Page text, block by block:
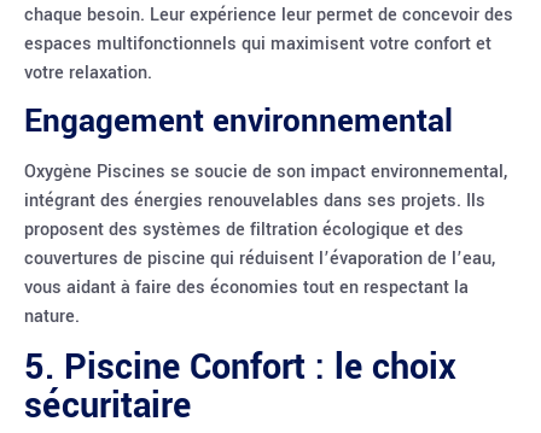
chaque besoin. Leur expérience leur permet de concevoir des
espaces multifonctionnels qui maximisent votre confort et
votre relaxation.
Engagement environnemental
Oxygène Piscines se soucie de son impact environnemental,
intégrant des énergies renouvelables dans ses projets. Ils
proposent des systèmes de filtration écologique et des
couvertures de piscine qui réduisent l’évaporation de l’eau,
vous aidant à faire des économies tout en respectant la
nature.
5. Piscine Confort : le choix
sécuritaire